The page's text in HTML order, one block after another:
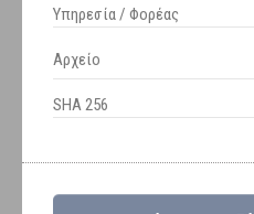
Υπηρεσία / Φορέας
Αρχείο
SHA 256